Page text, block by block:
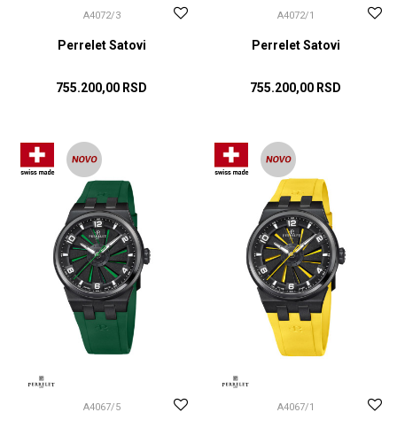
A4072/3
Perrelet Satovi
755.200,00 RSD
DODAJ U KORPU
A4072/1
Perrelet Satovi
755.200,00 RSD
DODAJ U KORPU
A4067/5 A4067/1